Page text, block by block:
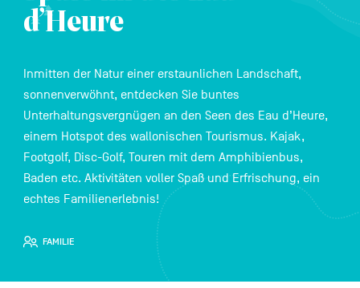
Navigation
secondaire
d’Heure
Inmitten der Natur einer erstaunlichen Landschaft,
sonnenverwöhnt, entdecken Sie buntes
Unterhaltungsvergnügen an den Seen des Eau d’Heure,
einem Hotspot des wallonischen Tourismus. Kajak,
Footgolf, Disc-Golf, Touren mit dem Amphibienbus,
Baden etc. Aktivitäten voller Spaß und Erfrischung, ein
echtes Familienerlebnis!
FAMILIE